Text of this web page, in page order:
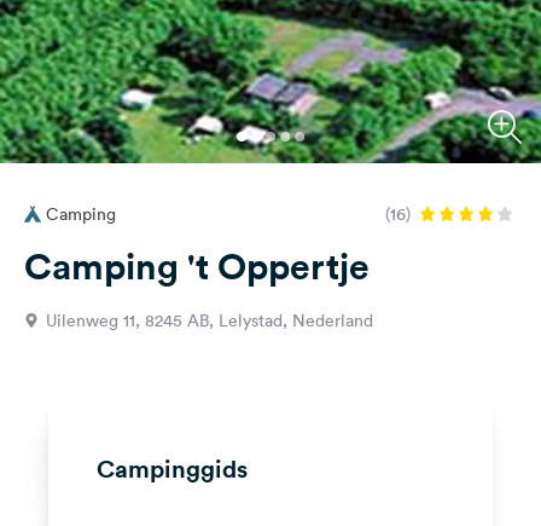
Partners
Registreren
Inloggen
Vragen &
Camping (16)
Camping 't Oppertje
Uilenweg 11, 8245 AB, Lelystad, Nederland
Campinggids